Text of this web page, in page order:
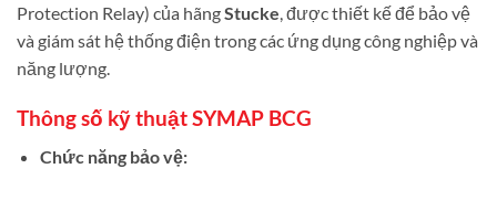
Protection Relay) của hãngStucke, được thiết kế để bảo vệ
và giám sát hệ thống điện trong các ứng dụng công nghiệp và
năng lượng.
Thông số kỹ thuật SYMAP BCG
Chức năng bảo vệ: